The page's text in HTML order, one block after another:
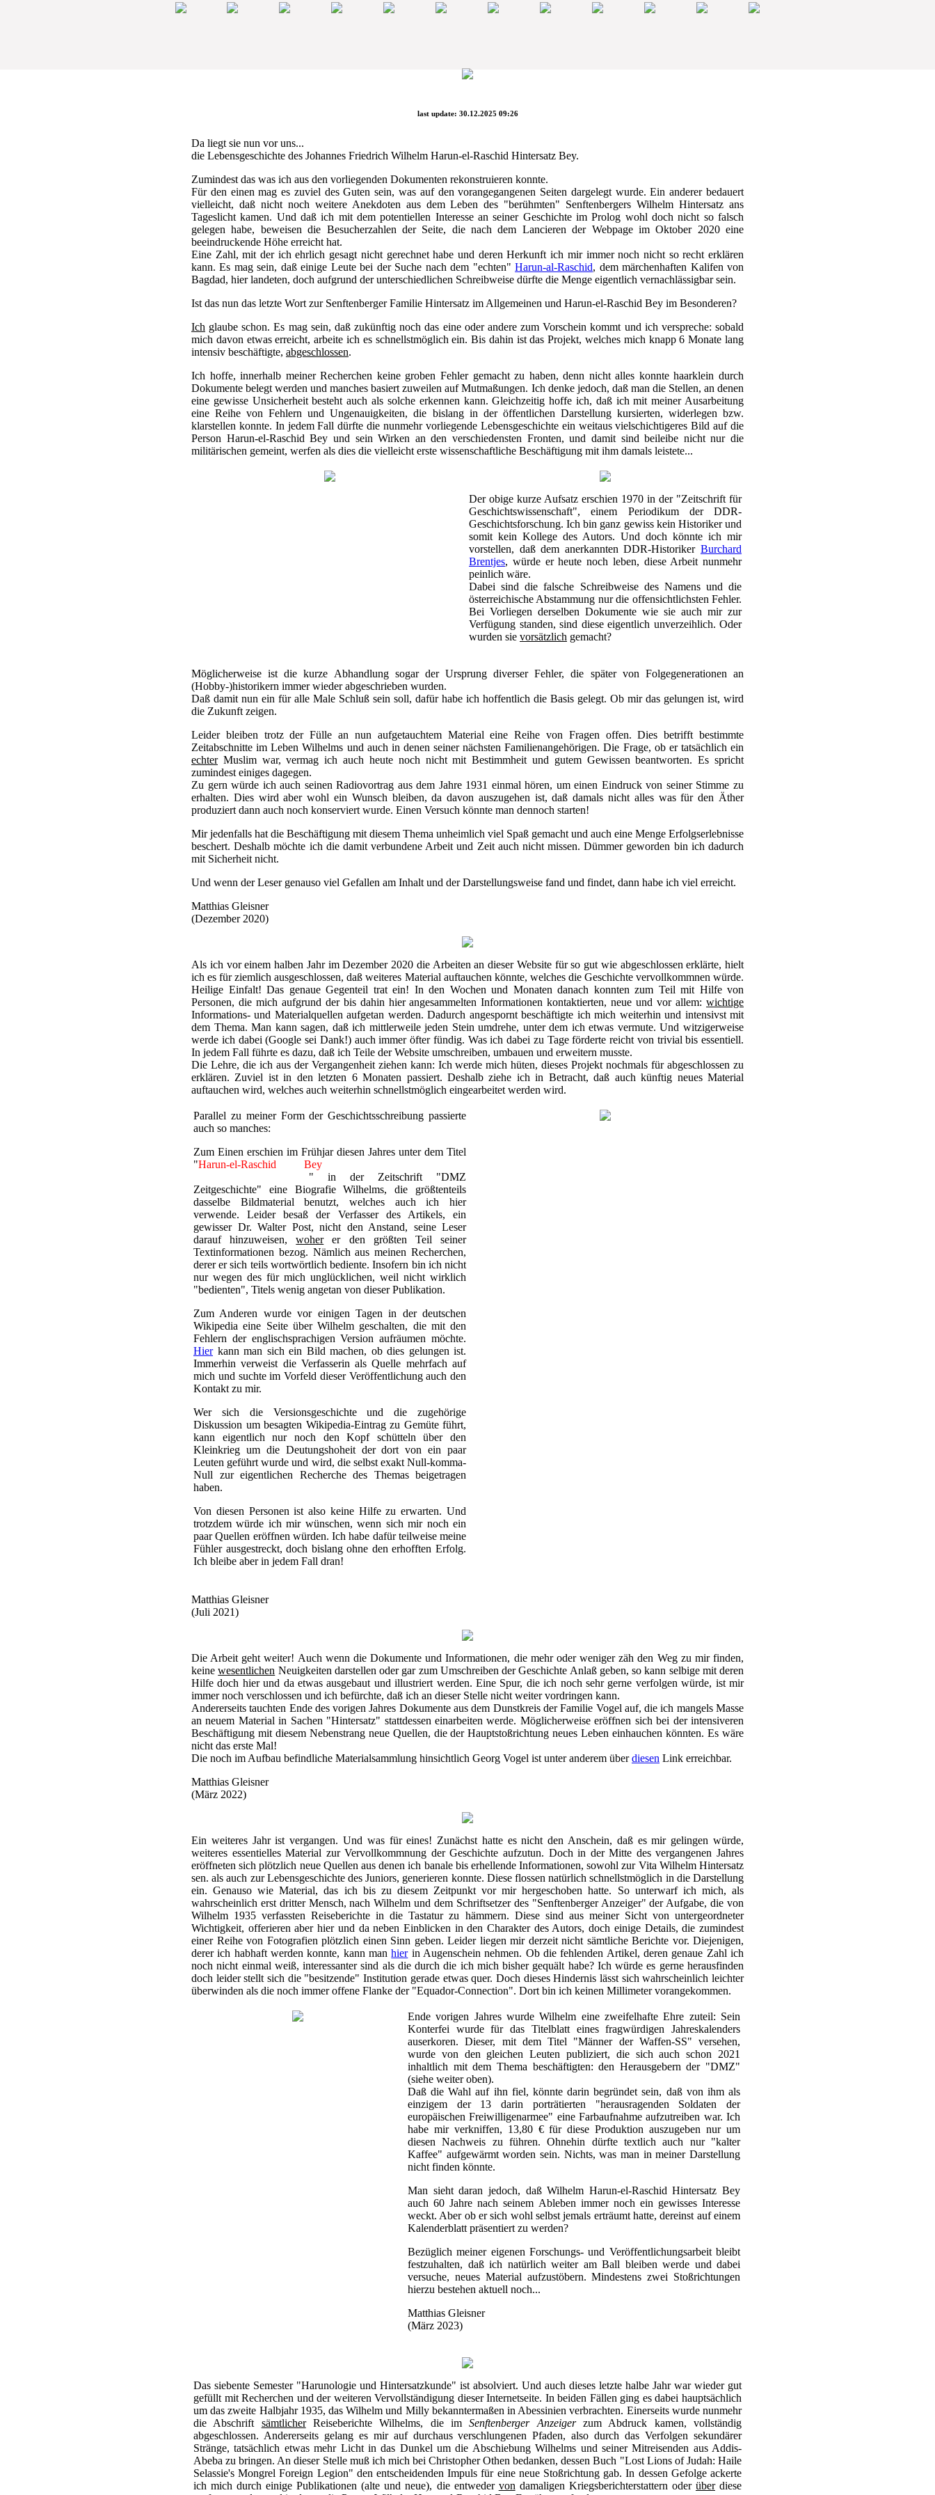
last update: 30.12.2025 09:26
Da liegt sie nun vor uns...
die Lebensgeschichte des Johannes Friedrich Wilhelm Harun-el-Raschid Hintersatz Bey.
Zumindest das was ich aus den vorliegenden Dokumenten rekonstruieren konnte.
Für den einen mag es zuviel des Guten sein, was auf den vorangegangenen Seiten dargelegt wurde. Ein anderer bedauert
vielleicht, daß nicht noch weitere Anekdoten aus dem Leben des "berühmten" Senftenbergers Wilhelm Hintersatz ans
Tageslicht kamen. Und daß ich mit dem potentiellen Interesse an seiner Geschichte im Prolog wohl doch nicht so falsch
gelegen habe, beweisen die Besucherzahlen der Seite, die nach dem Lancieren der Webpage im Oktober 2020 eine
beeindruckende Höhe erreicht hat.
Eine Zahl, mit der ich ehrlich gesagt nicht gerechnet habe und deren Herkunft ich mir immer noch nicht so recht erklären
kann. Es mag sein, daß einige Leute bei der Suche nach dem "echten"Harun-al-Raschid, dem märchenhaften Kalifen von
Bagdad, hier landeten, doch aufgrund der unterschiedlichen Schreibweise dürfte die Menge eigentlich vernachlässigbar sein.
Ist das nun das letzte Wort zur Senftenberger Familie Hintersatz im Allgemeinen und Harun-el-Raschid Bey im Besonderen?
Ich glaube schon. Es mag sein, daß zukünftig noch das eine oder andere zum Vorschein kommt und ich verspreche: sobald
mich davon etwas erreicht, arbeite ich es schnellstmöglich ein. Bis dahin ist das Projekt, welches mich knapp 6 Monate lang
intensiv beschäftigte, abgeschlossen.
Ich hoffe, innerhalb meiner Recherchen keine groben Fehler gemacht zu haben, denn nicht alles konnte haarklein durch
Dokumente belegt werden und manches basiert zuweilen auf Mutmaßungen. Ich denke jedoch, daß man die Stellen, an denen
eine gewisse Unsicherheit besteht auch als solche erkennen kann. Gleichzeitig hoffe ich, daß ich mit meiner Ausarbeitung
eine Reihe von Fehlern und Ungenauigkeiten, die bislang in der öffentlichen Darstellung kursierten, widerlegen bzw.
klarstellen konnte. In jedem Fall dürfte die nunmehr vorliegende Lebensgeschichte ein weitaus vielschichtigeres Bild auf die
Person Harun-el-Raschid Bey und sein Wirken an den verschiedensten Fronten, und damit sind beileibe nicht nur die
militärischen gemeint, werfen als dies die vielleicht erste wissenschaftliche Beschäftigung mit ihm damals leistete...
Der obige kurze Aufsatz erschien 1970 in der "Zeitschrift für
Geschichtswissenschaft", einem Periodikum der DDR-
Geschichtsforschung. Ich bin ganz gewiss kein Historiker und
somit kein Kollege des Autors. Und doch könnte ich mir
vorstellen, daß dem anerkannten DDR-Historiker Burchard
Brentjes, würde er heute noch leben, diese Arbeit nunmehr
peinlich wäre.
Dabei sind die falsche Schreibweise des Namens und die
österreichische Abstammung nur die offensichtlichsten Fehler.
Bei Vorliegen derselben Dokumente wie sie auch mir zur
Verfügung standen, sind diese eigentlich unverzeihlich. Oder
wurden sie vorsätzlich gemacht?
Möglicherweise ist die kurze Abhandlung sogar der Ursprung diverser Fehler, die später von Folgegenerationen an
(Hobby-)historikern immer wieder abgeschrieben wurden.
Daß damit nun ein für alle Male Schluß sein soll, dafür habe ich hoffentlich die Basis gelegt. Ob mir das gelungen ist, wird
die Zukunft zeigen.
Leider bleiben trotz der Fülle an nun aufgetauchtem Material eine Reihe von Fragen offen. Dies betrifft bestimmte
Zeitabschnitte im Leben Wilhelms und auch in denen seiner nächsten Familienangehörigen. Die Frage, ob er tatsächlich ein
echterMuslim war, vermag ich auch heute noch nicht mit Bestimmheit und gutem Gewissen beantworten. Es spricht
zumindest einiges dagegen.
Zu gern würde ich auch seinen Radiovortrag aus dem Jahre 1931 einmal hören, um einen Eindruck von seiner Stimme zu
erhalten. Dies wird aber wohl ein Wunsch bleiben, da davon auszugehen ist, daß damals nicht alles was für den Äther
produziert dann auch noch konserviert wurde. Einen Versuch könnte man dennoch starten!
Mir jedenfalls hat die Beschäftigung mit diesem Thema unheimlich viel Spaß gemacht und auch eine Menge Erfolgserlebnisse
beschert. Deshalb möchte ich die damit verbundene Arbeit und Zeit auch nicht missen. Dümmer geworden bin ich dadurch
mit Sicherheit nicht.
Und wenn der Leser genauso viel Gefallen am Inhalt und der Darstellungsweise fand und findet, dann habe ich viel erreicht.
Matthias Gleisner
(Dezember 2020)
Als ich vor einem halben Jahr im Dezember 2020 die Arbeiten an dieser Website für so gut wie abgeschlossen erklärte, hielt
ich es für ziemlich ausgeschlossen, daß weiteres Material auftauchen könnte, welches die Geschichte vervollkommnen würde.
Heilige Einfalt! Das genaue Gegenteil trat ein! In den Wochen und Monaten danach konnten zum Teil mit Hilfe von
Personen, die mich aufgrund der bis dahin hier angesammelten Informationen kontaktierten, neue und vor allem: wichtige
Informations- und Materialquellen aufgetan werden. Dadurch angespornt beschäftigte ich mich weiterhin und intensivst mit
dem Thema. Man kann sagen, daß ich mittlerweile jeden Stein umdrehe, unter dem ich etwas vermute. Und witzigerweise
werde ich dabei (Google sei Dank!) auch immer öfter fündig. Was ich dabei zu Tage förderte reicht von trivial bis essentiell.
In jedem Fall führte es dazu, daß ich Teile der Website umschreiben, umbauen und erweitern musste.
Die Lehre, die ich aus der Vergangenheit ziehen kann: Ich werde mich hüten, dieses Projekt nochmals für abgeschlossen zu
erklären. Zuviel ist in den letzten 6 Monaten passiert. Deshalb ziehe ich in Betracht, daß auch künftig neues Material
auftauchen wird, welches auch weiterhin schnellstmöglich eingearbeitet werden wird.
Parallel zu meiner Form der Geschichtsschreibung passierte
auch so manches:
Zum Einen erschien im Frühjar diesen Jahres unter dem Titel
"Harun-el-Raschid Bey
" in der Zeitschrift "DMZ
Zeitgeschichte" eine Biografie Wilhelms, die größtenteils
dasselbe Bildmaterial benutzt, welches auch ich hier
verwende. Leider besaß der Verfasser des Artikels, ein
gewisser Dr. Walter Post, nicht den Anstand, seine Leser
darauf hinzuweisen,woherer den größten Teil seiner
Textinformationen bezog. Nämlich aus meinen Recherchen,
derer er sich teils wortwörtlich bediente. Insofern bin ich nicht
nur wegen des für mich unglücklichen, weil nicht wirklich
"bedienten", Titels wenig angetan von dieser Publikation.
Zum Anderen wurde vor einigen Tagen in der deutschen
Wikipedia eine Seite über Wilhelm geschalten, die mit den
Fehlern der englischsprachigen Version aufräumen möchte.
Hierkann man sich ein Bild machen, ob dies gelungen ist.
Immerhin verweist die Verfasserin als Quelle mehrfach auf
mich und suchte im Vorfeld dieser Veröffentlichung auch den
Kontakt zu mir.
Wer sich die Versionsgeschichte und die zugehörige
Diskussion um besagten Wikipedia-Eintrag zu Gemüte führt,
kann eigentlich nur noch den Kopf schütteln über den
Kleinkrieg um die Deutungshoheit der dort von ein paar
Leuten geführt wurde und wird, die selbst exakt Null-komma-
Null zur eigentlichen Recherche des Themas beigetragen
haben.
Von diesen Personen ist also keine Hilfe zu erwarten. Und
trotzdem würde ich mir wünschen, wenn sich mir noch ein
paar Quellen eröffnen würden. Ich habe dafür teilweise meine
Fühler ausgestreckt, doch bislang ohne den erhofften Erfolg.
Ich bleibe aber in jedem Fall dran!
Matthias Gleisner
(Juli 2021)
Die Arbeit geht weiter! Auch wenn die Dokumente und Informationen, die mehr oder weniger zäh den Weg zu mir finden,
keinewesentlichen Neuigkeiten darstellen oder gar zum Umschreiben der Geschichte Anlaß geben, so kann selbige mit deren
Hilfe doch hier und da etwas ausgebaut und illustriert werden. Eine Spur, die ich noch sehr gerne verfolgen würde, ist mir
immer noch verschlossen und ich befürchte, daß ich an dieser Stelle nicht weiter vordringen kann.
Andererseits tauchten Ende des vorigen Jahres Dokumente aus dem Dunstkreis der Familie Vogel auf, die ich mangels Masse
an neuem Material in Sachen "Hintersatz" stattdessen einarbeiten werde. Möglicherweise eröffnen sich bei der intensiveren
Beschäftigung mit diesem Nebenstrang neue Quellen, die der Hauptstoßrichtung neues Leben einhauchen könnten. Es wäre
nicht das erste Mal!
Die noch im Aufbau befindliche Materialsammlung hinsichtlich Georg Vogel ist unter anderem überdiesen Link erreichbar.
Matthias Gleisner
(März 2022)
Ein weiteres Jahr ist vergangen. Und was für eines! Zunächst hatte es nicht den Anschein, daß es mir gelingen würde,
weiteres essentielles Material zur Vervollkommnung der Geschichte aufzutun. Doch in der Mitte des vergangenen Jahres
eröffneten sich plötzlich neue Quellen aus denen ich banale bis erhellende Informationen, sowohl zur Vita Wilhelm Hintersatz
sen. als auch zur Lebensgeschichte des Juniors, generieren konnte. Diese flossen natürlich schnellstmöglich in die Darstellung
ein. Genauso wie Material, das ich bis zu diesem Zeitpunkt vor mir hergeschoben hatte. So unterwarf ich mich, als
wahrscheinlich erst dritter Mensch, nach Wilhelm und dem Schriftsetzer des "Senftenberger Anzeiger" der Aufgabe, die von
Wilhelm 1935 verfassten Reiseberichte in die Tastatur zu hämmern. Diese sind aus meiner Sicht von untergeordneter
Wichtigkeit, offerieren aber hier und da neben Einblicken in den Charakter des Autors, doch einige Details, die zumindest
einer Reihe von Fotografien plötzlich einen Sinn geben. Leider liegen mir derzeit nicht sämtliche Berichte vor. Diejenigen,
derer ich habhaft werden konnte, kann manhierin Augenschein nehmen. Ob die fehlenden Artikel, deren genaue Zahl ich
noch nicht einmal weiß, interessanter sind als die durch die ich mich bisher gequält habe? Ich würde es gerne herausfinden
doch leider stellt sich die "besitzende" Institution gerade etwas quer. Doch dieses Hindernis lässt sich wahrscheinlich leichter
überwinden als die noch immer offene Flanke der "Equador-Connection". Dort bin ich keinen Millimeter vorangekommen.
Ende vorigen Jahres wurde Wilhelm eine zweifelhafte Ehre zuteil: Sein
Konterfei wurde für das Titelblatt eines fragwürdigen Jahreskalenders
auserkoren. Dieser, mit dem Titel "Männer der Waffen-SS" versehen,
wurde von den gleichen Leuten publiziert, die sich auch schon 2021
inhaltlich mit dem Thema beschäftigten: den Herausgebern der "DMZ"
(siehe weiter oben).
Daß die Wahl auf ihn fiel, könnte darin begründet sein, daß von ihm als
einzigem der 13 darin porträtierten "herausragenden Soldaten der
europäischen Freiwilligenarmee" eine Farbaufnahme aufzutreiben war. Ich
habe mir verkniffen, 13,80 € für diese Produktion auszugeben nur um
diesen Nachweis zu führen. Ohnehin dürfte textlich auch nur "kalter
Kaffee" aufgewärmt worden sein. Nichts, was man in meiner Darstellung
nicht finden könnte.
Man sieht daran jedoch, daß Wilhelm Harun-el-Raschid Hintersatz Bey
auch 60 Jahre nach seinem Ableben immer noch ein gewisses Interesse
weckt. Aber ob er sich wohl selbst jemals erträumt hatte, dereinst auf einem
Kalenderblatt präsentiert zu werden?
Bezüglich meiner eigenen Forschungs- und Veröffentlichungsarbeit bleibt
festzuhalten, daß ich natürlich weiter am Ball bleiben werde und dabei
versuche, neues Material aufzustöbern. Mindestens zwei Stoßrichtungen
hierzu bestehen aktuell noch...
Matthias Gleisner
(März 2023)
Das siebente Semester "Harunologie und Hintersatzkunde" ist absolviert. Und auch dieses letzte halbe Jahr war wieder gut
gefüllt mit Recherchen und der weiteren Vervollständigung dieser Internetseite. In beiden Fällen ging es dabei hauptsächlich
um das zweite Halbjahr 1935, das Wilhelm und Milly bekanntermaßen in Abessinien verbrachten. Einerseits wurde nunmehr
die Abschrift sämtlicherReiseberichte Wilhelms, die imSenftenberger Anzeigerzum Abdruck kamen, vollständig
abgeschlossen. Andererseits gelang es mir auf durchaus verschlungenen Pfaden, also durch das Verfolgen sekundärer
Stränge, tatsächlich etwas mehr Licht in das Dunkel um die Abschiebung Wilhelms und seiner Mitreisenden aus Addis-
Abeba zu bringen. An dieser Stelle muß ich mich bei Christopher Othen bedanken, dessen Buch "Lost Lions of Judah: Haile
Selassie's Mongrel Foreign Legion" den entscheidenden Impuls für eine neue Stoßrichtung gab. In dessen Gefolge ackerte
ich mich durch einige Publikationen (alte und neue), die entweder von damaligen Kriegsberichterstattern oder überdiese